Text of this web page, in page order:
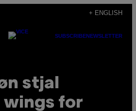
+ ENGLISH
SUBSCRIBENEWSLETTER
stjal
for